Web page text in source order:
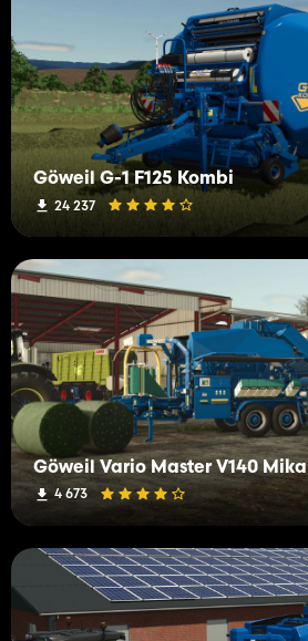
Göweil G-1 F125 Kombi
24 237
Göweil Vario Master V140 Mika
4 673